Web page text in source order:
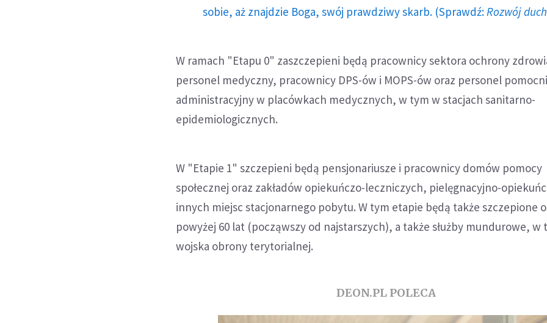
sobie, aż znajdzie Boga, swój prawdziwy skarb. (Sprawdź: Rozwój
W ramach "Etapu 0" zaszczepieni będą pracownicy sektora ochrony
personel medyczny, pracownicy DPS-ów i MOPS-ów oraz personel
administracyjny w placówkach medycznych, w tym w stacjach sanitarno-
epidemiologicznych.
W "Etapie 1" szczepieni będą pensjonariusze i pracownicy domów pomocy
społecznej oraz zakładów opiekuńczo-leczniczych, pielęgnacyjno-
innych miejsc stacjonarnego pobytu. W tym etapie będą także szczepione
powyżej 60 lat (począwszy od najstarszych), a także służby mundurowe, w
wojska obrony terytorialnej.
DEON.PL POLECA